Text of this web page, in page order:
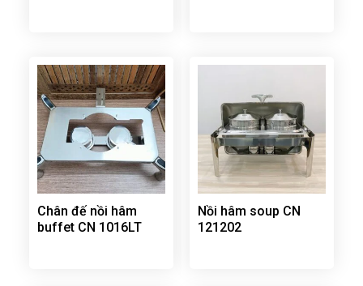
Chân đế nồi hâm
buffet CN 1016LT
Nồi hâm soup CN
121202